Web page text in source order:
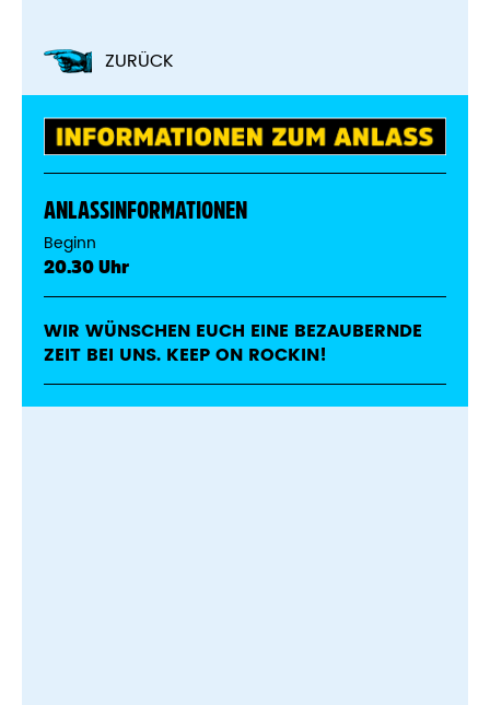
ZURÜCK
ANLASSINFORMATIONEN
Beginn
20.30 Uhr
WIR WÜNSCHEN EUCH EINE BEZAUBERNDE
ZEIT BEI UNS. KEEP ON ROCKIN!